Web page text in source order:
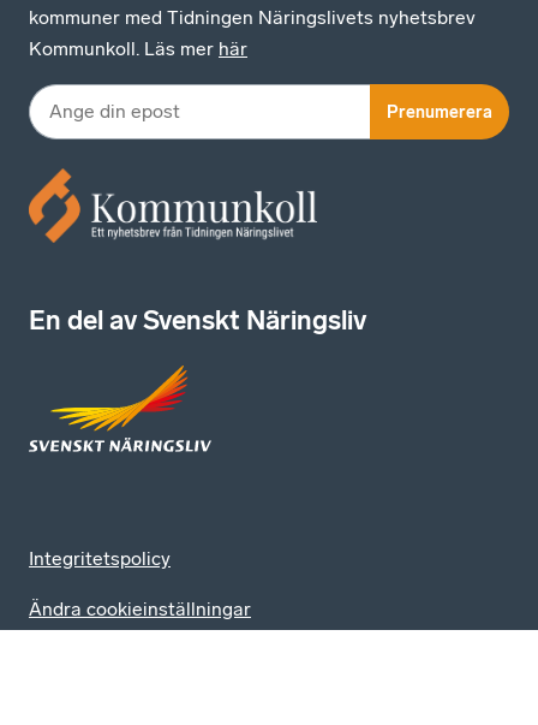
kommuner med Tidningen Näringslivets nyhetsbrev
Kommunkoll. Läs mer här
Prenumerera
En del av Svenskt Näringsliv
Integritetspolicy
Ändra cookieinställningar